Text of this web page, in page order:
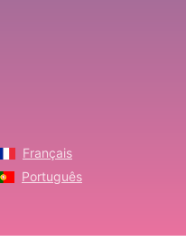
Français
Português